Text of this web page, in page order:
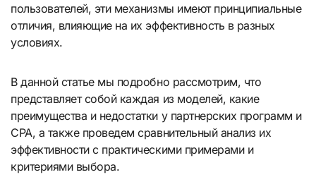
пользователей, эти механизмы имеют принципиальные
отличия, влияющие на их эффективность в разных
условиях.
В данной статье мы подробно рассмотрим, что
представляет собой каждая из моделей, какие
преимущества и недостатки у партнерских программ и
CPA, а также проведем сравнительный анализ их
эффективности с практическими примерами и
критериями выбора.